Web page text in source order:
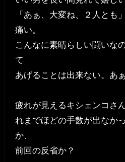
「あぁ、大変ね、２人とも
痛い。
こんなに素晴らしい闘いな
て
あげることは出来ない。あぁ
疲れが見えるキシェンコさ
れまでほどの手数が出なか
か、
前回の反省か？